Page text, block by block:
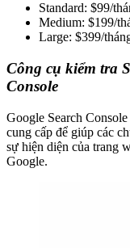
Standard: $99/
Medium: $199/
Large: $399/
Công cụ kiểm tra
Console
Google Search
cung cấp để giúp các
sự hiện diện của trang
Google.